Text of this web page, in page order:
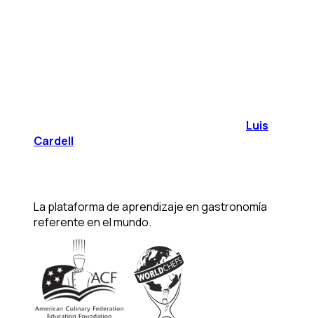
Luis
Cardell
La plataforma de aprendizaje en gastronomía
referente en el mundo.